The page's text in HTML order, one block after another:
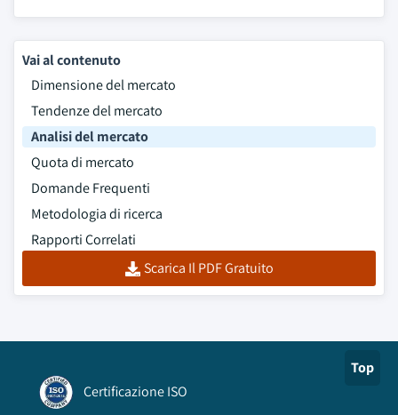
Vai al contenuto
Dimensione del mercato
Tendenze del mercato
Analisi del mercato
Quota di mercato
Domande Frequenti
Metodologia di ricerca
Rapporti Correlati
Scarica Il PDF Gratuito
Top
Certificazione ISO